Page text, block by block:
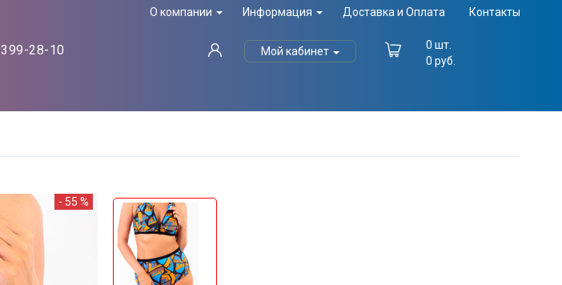
О компании Информация Доставка и Оплата Контакты
399-28-10 Мой кабинет
0 шт.
0 руб.
- 55 %